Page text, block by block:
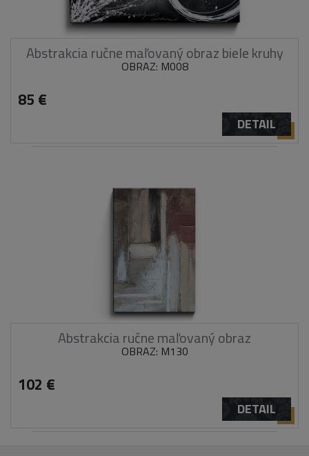
Abstrakcia ručne maľovaný obraz biele kruhy
OBRAZ: M008
85 €
DETAIL
Abstrakcia ručne maľovaný obraz
OBRAZ: M130
102 €
DETAIL